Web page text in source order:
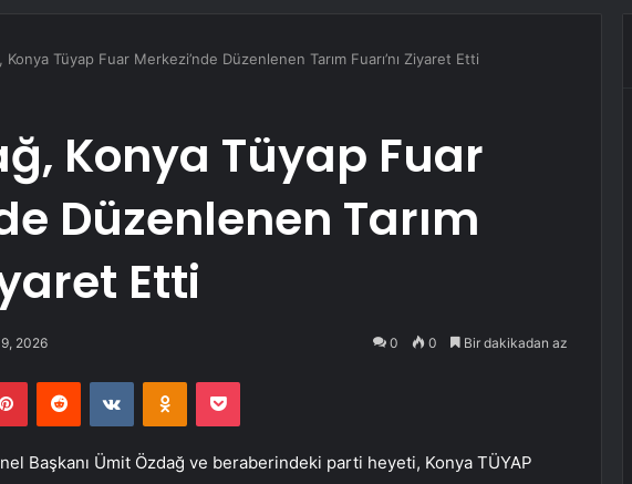
Tüyap Fuar Merkezi’nde Düzenlenen Tarım Fuarı’nı Ziyaret Etti
Konya Tüyap Fuar
Düzenlenen Tarım
Etti
9, 2026 0 0 Bir dakikadan az
PinterestReddit VKontakteOdnoklassniki
Pocket
Başkanı Ümit Özdağ ve beraberindeki parti heyeti, Konya TÜYAP